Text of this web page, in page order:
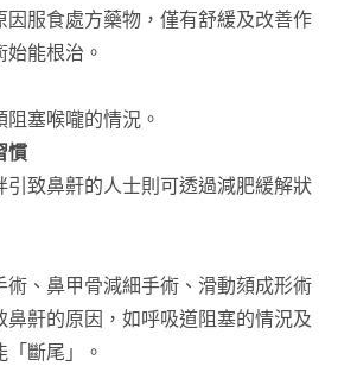
因服食處方藥物，僅有舒緩及改善作
能根治。
塞喉嚨的情況。
慣
引致鼻鼾的人士則可透過減肥緩解狀
術、鼻甲骨減細手術、滑動頦成形術
鼻鼾的原因，如呼吸道阻塞的情況及
斷尾」。